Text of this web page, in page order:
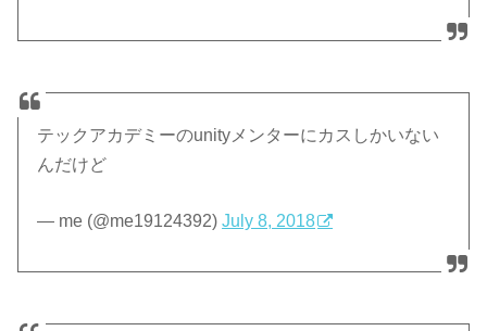
テックアカデミーのunityメンターにカスしかいない
んだけど
— me (@me19124392)July 8, 2018